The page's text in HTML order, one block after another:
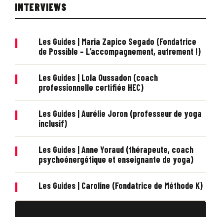
INTERVIEWS
|
Les Guides | Maria Zapico Segado (Fondatrice
de Possible – L’accompagnement, autrement !)
|
Les Guides | Lola Oussadon (coach
professionnelle certifiée HEC)
|
Les Guides | Aurélie Joron (professeur de yoga
inclusif)
|
Les Guides | Anne Yoraud (thérapeute, coach
psychoénergétique et enseignante de yoga)
| Les Guides | Caroline (Fondatrice de Méthode K)